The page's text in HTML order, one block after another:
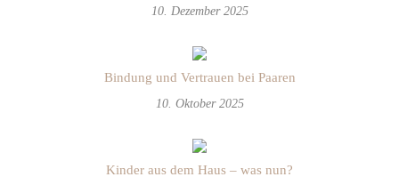
10. Dezember 2025
Bindung und Vertrauen bei Paaren
10. Oktober 2025
Kinder aus dem Haus – was nun?